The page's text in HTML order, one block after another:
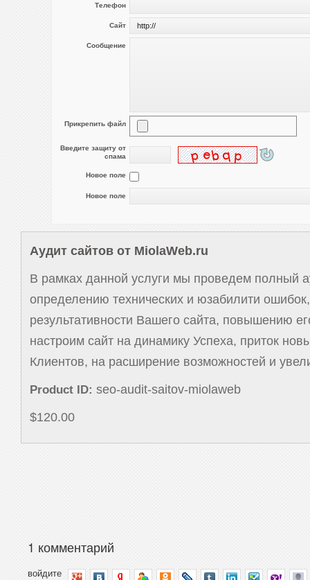
Телефон
Сайт
Сообщение
Прикрепить файл
Введите защиту от
спама
Новое поле
Новое поле
Аудит сайтов от MiolaWeb.ru
В рамках данной услуги мы проведем полный
определению технических и юзабилити
результативности Вашего сайта, повышению
настроим сайт на динамику Успеха, приток
Клиентов, на расширение возможностей и
Product ID: seo-audit-saitov-miolaweb
$120.00
1 комментарий
войдите